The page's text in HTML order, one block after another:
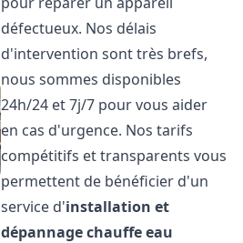
défectueux. Nos délais
d'intervention sont très brefs,
nous sommes disponibles
24h/24 et 7j/7 pour vous aider
en cas d'urgence. Nos tarifs
compétitifs et transparents vous
permettent de bénéficier d'un
service d'installation et
dépannage chauffe eau